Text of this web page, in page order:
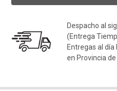
Despacho al
(Entrega
Entregas al día
en Provincia